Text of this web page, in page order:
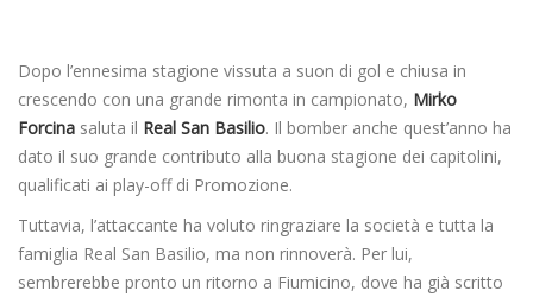
Dopo l’ennesima stagione vissuta a suon di gol e chiusa in
crescendo con una grande rimonta in campionato, Mirko
Forcina saluta il Real San Basilio. Il bomber anche quest’anno ha
dato il suo grande contributo alla buona stagione dei capitolini,
qualificati ai play-off di Promozione.
Tuttavia, l’attaccante ha voluto ringraziare la società e tutta la
famiglia Real San Basilio, ma non rinnoverà. Per lui,
sembrerebbe pronto un ritorno a Fiumicino, dove ha già scritto